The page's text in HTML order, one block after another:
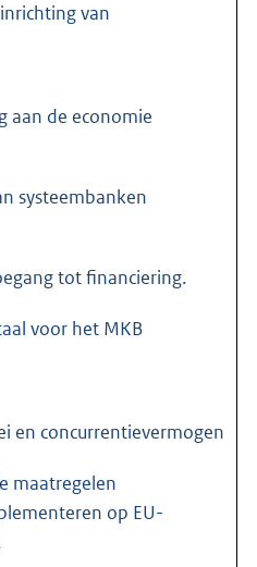
van
aan de economie
systeembanken
tot financiering.
voor het MKB
en concurrentievermogen
maatregelen
op EU-